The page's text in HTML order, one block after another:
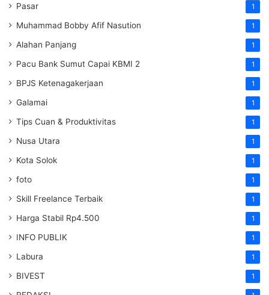
Pasar 1
Muhammad Bobby Afif Nasution 1
Alahan Panjang 1
Pacu Bank Sumut Capai KBMI 2 1
BPJS Ketenagakerjaan 1
Galamai 1
Tips Cuan & Produktivitas 1
Nusa Utara 1
Kota Solok 1
foto 1
Skill Freelance Terbaik 1
Harga Stabil Rp4.500 1
INFO PUBLIK 1
Labura 1
BIVEST 1